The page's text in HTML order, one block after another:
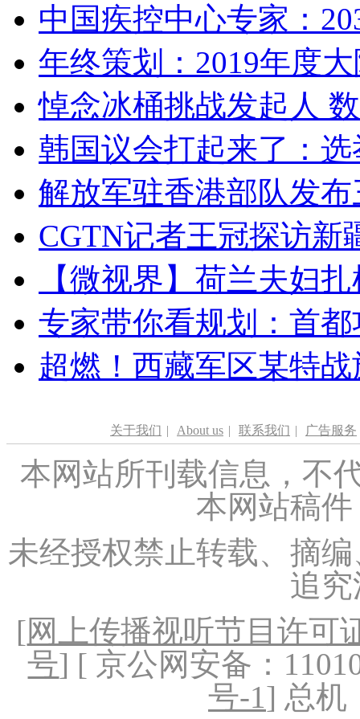
中国疾控中心专家：
年终策划：2019年度
悼念冰桶挑战发起人
韩国议会打起来了：
解放军驻香港部队发
CGTN记者王冠探访新
【微视界】荷兰夫妇
专家带你看规划：首
超燃！西藏军区某特
关于我们 | About us | 联系我们 | 广告服务
本网站所刊载信息，不
本网站稿
未经授权禁止转载、摘
追
[网上传播视听节目许可
号] [ 京公网安备：
号-1] 总机